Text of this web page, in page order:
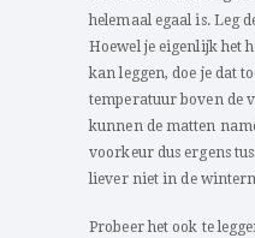
helemaal egaal is. Leg
Hoewel je eigenlijk het
kan leggen, doe je dat
temperatuur boven de
kunnen de matten
voorkeur dus ergens
liever niet in de
Probeer het ook te